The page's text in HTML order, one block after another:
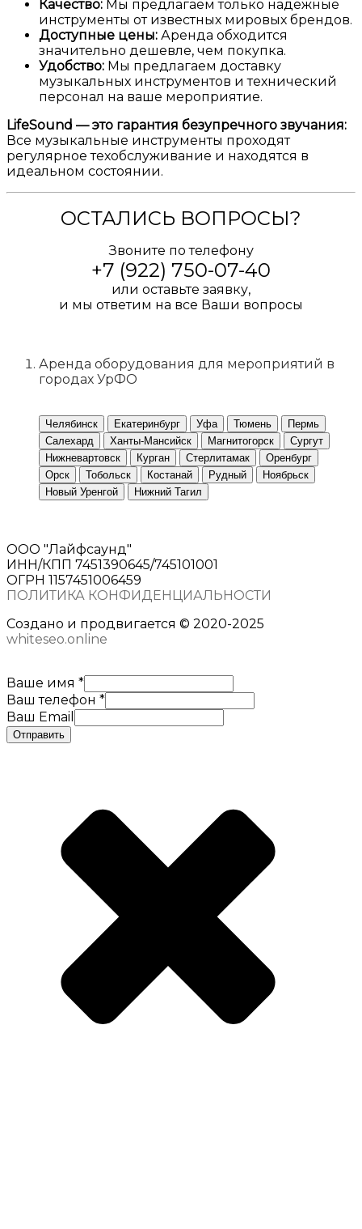
Качество: Мы предлагаем только надежные
инструменты от известных мировых брендов.
Доступные цены: Аренда обходится
значительно дешевле, чем покупка.
Удобство: Мы предлагаем доставку
музыкальных инструментов и технический
персонал на ваше мероприятие.
LifeSound — это гарантия безупречного звучания:
Все музыкальные инструменты проходят
регулярное техобслуживание и находятся в
идеальном состоянии.
ОСТАЛИСЬ ВОПРОСЫ?
Звоните по телефону
+7 (922) 750-07-40
или оставьте заявку,
и мы ответим на все Ваши вопросы
Аренда оборудования для мероприятий в
городах УрФО
Челябинск Екатеринбург Уфа Тюмень
Пермь
Салехард
Ханты-Мансийск Магнитогорск
Сургут
Нижневартовск
Курган Стерлитамак
Оренбург
Орск
Тобольск Костанай Рудный
Ноябрьск
Новый Уренгой
Нижний Тагил
ООО "Лайфсаунд"
ИНН/КПП 7451390645/745101001
ОГРН 1157451006459
ПОЛИТИКА КОНФИДЕНЦИАЛЬНОСТИ
Создано и продвигается © 2020-2025
whiteseo.online
Ваше имя *
Ваш телефон *
Ваш Email
Отправить